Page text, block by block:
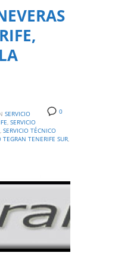
0
SERVICIO
, SERVICIO
, SERVICIO TÉCNICO
TEGRAN TENERIFE SUR,